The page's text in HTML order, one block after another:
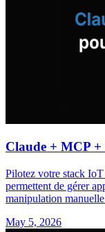
Claude + MCP
Pilotez votre stack
permettent de gérer
manipulation
May 5, 2026